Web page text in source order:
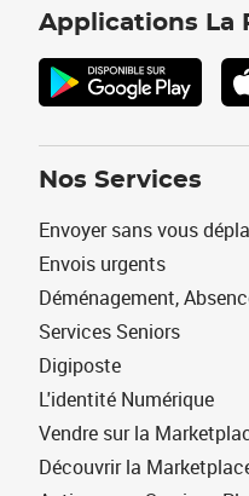
Applications La
Nos Services
Envoyer sans vous
Envois urgents
Déménagement,
Services Seniors
Digiposte
L'identité Numérique
Vendre sur la
Découvrir la